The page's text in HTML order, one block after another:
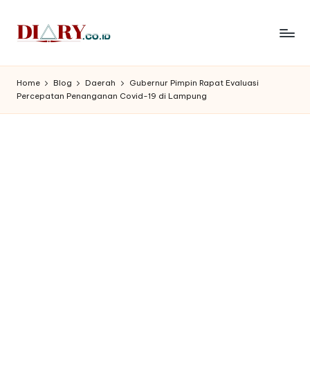
Skip
D
i
a
Indonesia
Home Blog Daerah
Gubernur Pimpin Rapat Evaluasi
Percepatan Penanganan Covid-19 di Lampung